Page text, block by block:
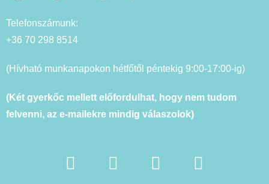
Telefonszámunk:
+36 70 298 8514
(Hívható munkanapokon hétfőtől péntekig 9:00-17:00-ig)
(Két gyerkőc mellett előfordulhat, hogy nem tudom
felvenni, az e-mailekre mindig válaszolok)